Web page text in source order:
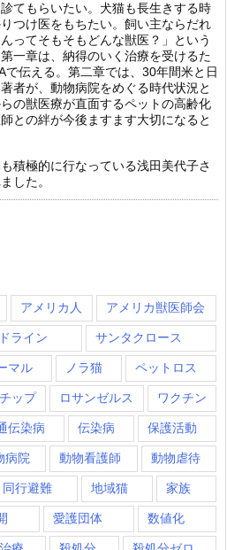
てもらいたい。犬猫も長生きする時
つけ医をもちたい。飼い主ならだれ
ってそもそもどんな獣医？」という
一章は、納得のいく治療を受けるた
伝える。第二章では、30年間米と日
者が、動物病院をめぐる時代状況と
の獣医療が直面するペットの高齢化
との絆が今後ますます大切になると
積極的に行なっている浅田美代子さ
した。
アメリカ人 アメリカ獣医師会
ライン サンタクロース
マル ノラ猫 ペットロス
ップ ロサンゼルス ワクチン
伝染病 伝染病 保護活動
病院 動物看護師 動物虐待
同行避難 地域猫 家族
愛護団体 数値化